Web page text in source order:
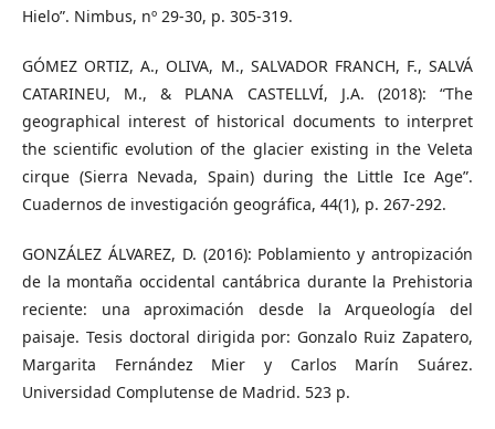
Hielo”. Nimbus, nº 29-30, p. 305-319.
GÓMEZ ORTIZ, A., OLIVA, M., SALVADOR FRANCH, F., SALVÁ
CATARINEU, M., & PLANA CASTELLVÍ, J.A. (2018): “The
geographical interest of historical documents to interpret
the scientific evolution of the glacier existing in the Veleta
cirque (Sierra Nevada, Spain) during the Little Ice Age”.
Cuadernos de investigación geográfica, 44(1), p. 267-292.
GONZÁLEZ ÁLVAREZ, D. (2016): Poblamiento y antropización
de la montaña occidental cantábrica durante la Prehistoria
reciente: una aproximación desde la Arqueología del
paisaje. Tesis doctoral dirigida por: Gonzalo Ruiz Zapatero,
Margarita Fernández Mier y Carlos Marín Suárez.
Universidad Complutense de Madrid. 523 p.